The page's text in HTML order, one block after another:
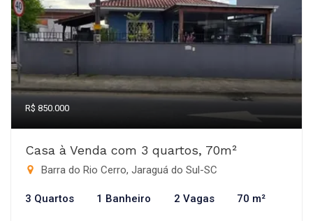
R$ 850.000
Casa à Venda com 3 quartos, 70m²
Barra do Rio Cerro, Jaraguá do Sul-SC
3 Quartos 1 Banheiro 2 Vagas 70 m²